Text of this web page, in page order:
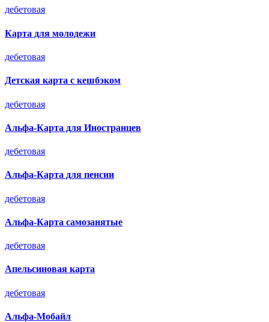
дебетовая
Карта для молодежи
дебетовая
Детская карта с кешбэком
дебетовая
Альфа-Карта для Иностранцев
дебетовая
Альфа-Карта для пенсии
дебетовая
Альфа-Карта самозанятые
дебетовая
Апельсиновая карта
дебетовая
Альфа-Мобайл